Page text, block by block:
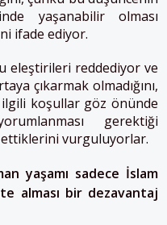
yaşanabilir olması
ifade ediyor.
eleştirileri reddediyor ve
çıkarmak olmadığını,
ilgili koşullar göz önünde
gerektiği
vurguluyorlar.
yaşamı sadece İslam
alması bir dezavantaj